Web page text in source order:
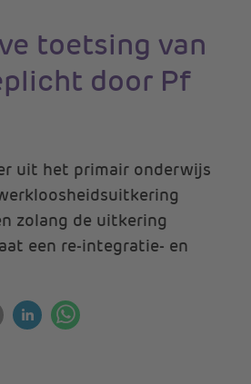
toetsing van
door Pf
uit het primair onderwijs
zolang de uitkering
een re-integratie- en